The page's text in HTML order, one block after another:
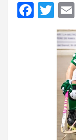
F
T
wi
tt
er